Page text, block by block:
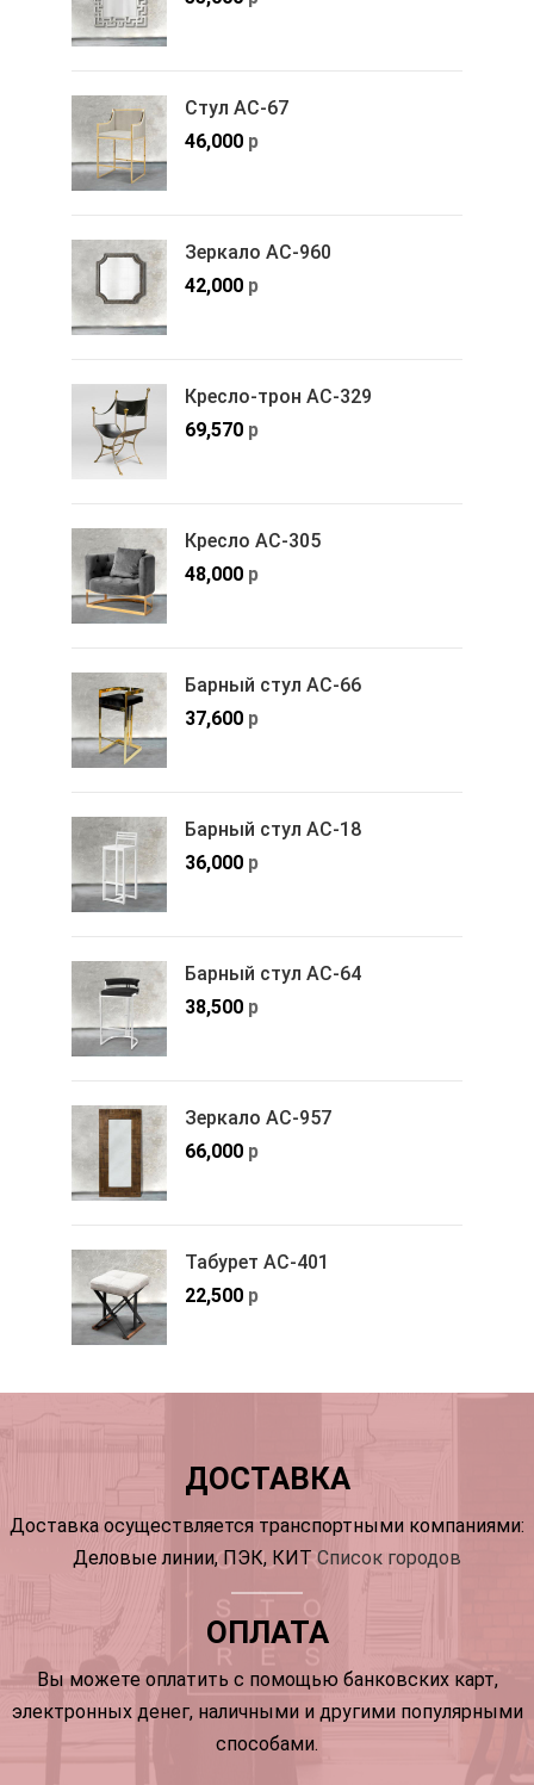
Стул АС-67
46,000 р
Зеркало АС-960
42,000 р
Кресло-трон АС-329
69,570 р
Кресло АС-305
48,000 р
Барный стул АС-66
37,600 р
Барный стул АС-18
36,000 р
Барный стул АС-64
38,500 р
Зеркало АС-957
66,000 р
Табурет АС-401
22,500 р
ДОСТАВКА
Доставка осуществляется транспортными компаниями:
Деловые линии, ПЭК, КИТ Список городов
ОПЛАТА
Вы можете оплатить с помощью банковских карт,
электронных денег, наличными и другими популярными
способами.